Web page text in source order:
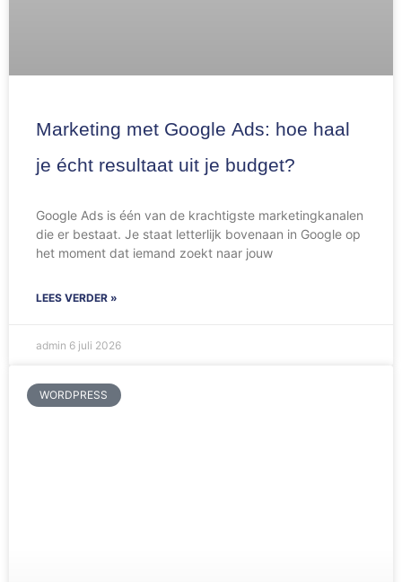
Marketing met Google Ads: hoe haal
je écht resultaat uit je budget?
Google Ads is één van de krachtigste marketingkanalen
die er bestaat. Je staat letterlijk bovenaan in Google op
het moment dat iemand zoekt naar jouw
LEES VERDER »
admin 6 juli 2026
WORDPRESS